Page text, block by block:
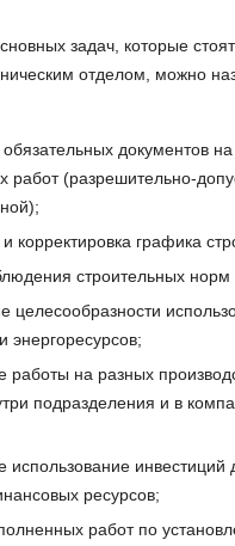
задач, которые
отделом, можно
документов на
работ (разрешительно-
корректировка графика
строительных норм
целесообразности
энергоресурсов;
работы на разных
подразделения и в
использование инвестиций
ресурсов;
работ по